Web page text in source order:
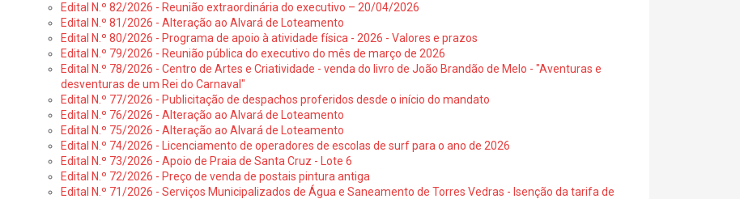
Edital N.º 82/2026 - Reunião extraordinária do executivo – 20/04/2026
Edital N.º 81/2026 - Alteração ao Alvará de Loteamento
Edital N.º 80/2026 - Programa de apoio à atividade física - 2026 - Valores e prazos
Edital N.º 79/2026 - Reunião pública do executivo do mês de março de 2026
Edital N.º 78/2026 - Centro de Artes e Criatividade - venda do livro de João Brandão de Melo - "Aventuras e
desventuras de um Rei do Carnaval"
Edital N.º 77/2026 - Publicitação de despachos proferidos desde o início do mandato
Edital N.º 76/2026 - Alteração ao Alvará de Loteamento
Edital N.º 75/2026 - Alteração ao Alvará de Loteamento
Edital N.º 74/2026 - Licenciamento de operadores de escolas de surf para o ano de 2026
Edital N.º 73/2026 - Apoio de Praia de Santa Cruz - Lote 6
Edital N.º 72/2026 - Preço de venda de postais pintura antiga
Edital N.º 71/2026 - Serviços Municipalizados de Água e Saneamento de Torres Vedras - Isenção da tarifa de